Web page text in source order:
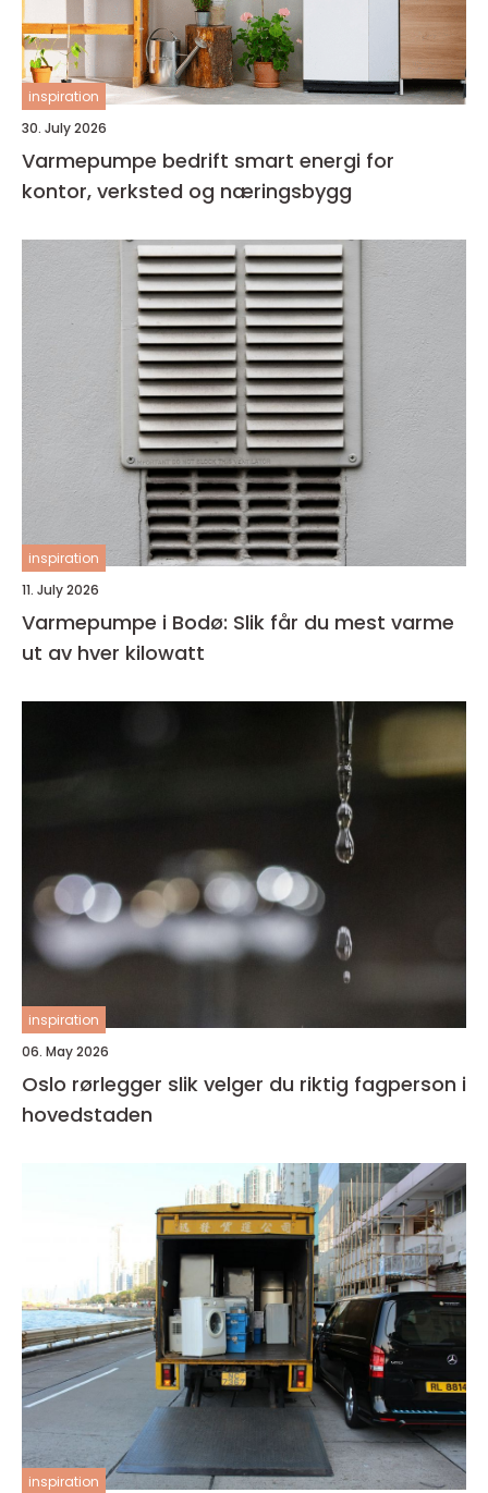
inspiration
30. July 2026
Varmepumpe bedrift smart energi for
kontor, verksted og næringsbygg
inspiration
11. July 2026
Varmepumpe i Bodø: Slik får du mest varme
ut av hver kilowatt
inspiration
06. May 2026
Oslo rørlegger slik velger du riktig fagperson i
hovedstaden
inspiration